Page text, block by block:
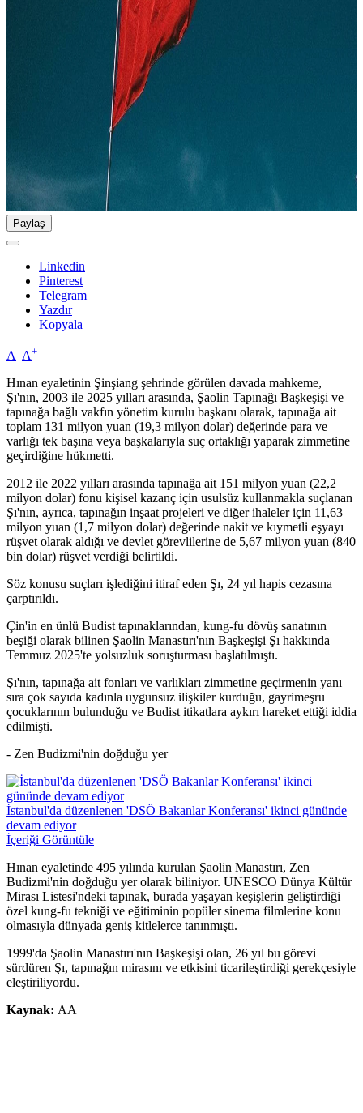
Paylaş
Linkedin
Pinterest
Telegram
Yazdır
Kopyala
A- A+
Hınan eyaletinin Şinşiang şehrinde görülen davada mahkeme,
Şı'nın, 2003 ile 2025 yılları arasında, Şaolin Tapınağı Başkeşişi ve
tapınağa bağlı vakfın yönetim kurulu başkanı olarak, tapınağa ait
toplam 131 milyon yuan (19,3 milyon dolar) değerinde para ve
varlığı tek başına veya başkalarıyla suç ortaklığı yaparak zimmetine
geçirdiğine hükmetti.
2012 ile 2022 yılları arasında tapınağa ait 151 milyon yuan (22,2
milyon dolar) fonu kişisel kazanç için usulsüz kullanmakla suçlanan
Şı'nın, ayrıca, tapınağın inşaat projeleri ve diğer ihaleler için 11,63
milyon yuan (1,7 milyon dolar) değerinde nakit ve kıymetli eşyayı
rüşvet olarak aldığı ve devlet görevlilerine de 5,67 milyon yuan (840
bin dolar) rüşvet verdiği belirtildi.
Söz konusu suçları işlediğini itiraf eden Şı, 24 yıl hapis cezasına
çarptırıldı.
Çin'in en ünlü Budist tapınaklarından, kung-fu dövüş sanatının
beşiği olarak bilinen Şaolin Manastırı'nın Başkeşişi Şı hakkında
Temmuz 2025'te yolsuzluk soruşturması başlatılmıştı.
Şı'nın, tapınağa ait fonları ve varlıkları zimmetine geçirmenin yanı
sıra çok sayıda kadınla uygunsuz ilişkiler kurduğu, gayrimeşru
çocuklarının bulunduğu ve Budist itikatlara aykırı hareket ettiği iddia
edilmişti.
- Zen Budizmi'nin doğduğu yer
İstanbul'da düzenlenen 'DSÖ Bakanlar Konferansı' ikinci gününde
devam ediyor
İçeriği Görüntüle
Hınan eyaletinde 495 yılında kurulan Şaolin Manastırı, Zen
Budizmi'nin doğduğu yer olarak biliniyor. UNESCO Dünya Kültür
Mirası Listesi'ndeki tapınak, burada yaşayan keşişlerin geliştirdiği
özel kung-fu tekniği ve eğitiminin popüler sinema filmlerine konu
olmasıyla dünyada geniş kitlelerce tanınmıştı.
1999'da Şaolin Manastırı'nın Başkeşişi olan, 26 yıl bu görevi
sürdüren Şı, tapınağın mirasını ve etkisini ticarileştirdiği gerekçesiyle
eleştiriliyordu.
Kaynak: AA